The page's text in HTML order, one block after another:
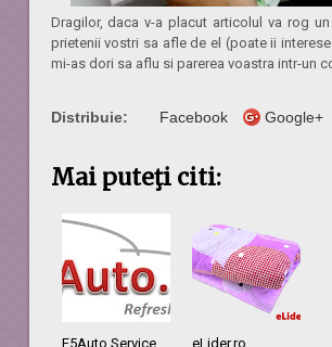
Dragilor, daca v-a placut articolul va rog
prietenii vostri sa afle de el (poate ii
mi-as dori sa aflu si parerea voastra intr-un
Distribuie: Facebook Google+
Mai puteţi citi:
F5Auto Service,
eLider.ro,